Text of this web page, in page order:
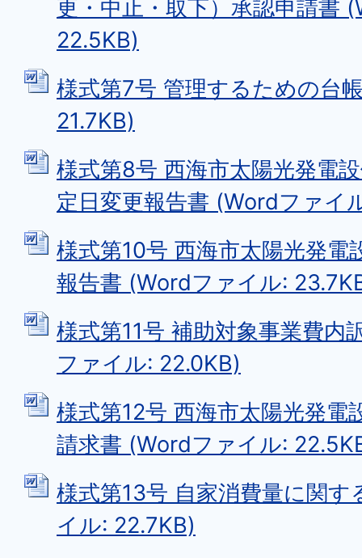
更・中止・取下）承認申請書
22.5KB)
様式第7号 管理するための台
21.7KB)
様式第8号 西海市太陽光発電
定日変更報告書 (Wordファイ
様式第10号 西海市太陽光発電
報告書 (Wordファイル:
様式第11号 補助対象事業費内
ファイル: 22.0KB)
様式第12号 西海市太陽光発電
請求書 (Wordファイル:
様式第13号 自家消費量に関
イル: 22.7KB)